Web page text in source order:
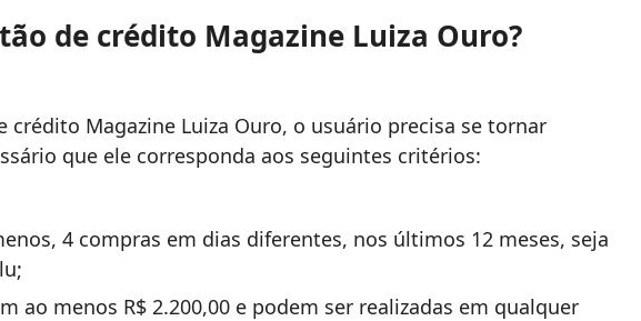
de crédito Magazine Luiza Ouro?
Magazine Luiza Ouro, o usuário precisa se tornar
que ele corresponda aos seguintes critérios:
4 compras em dias diferentes, nos últimos 12 meses, seja
ao menos R$ 2.200,00 e podem ser realizadas em qualquer